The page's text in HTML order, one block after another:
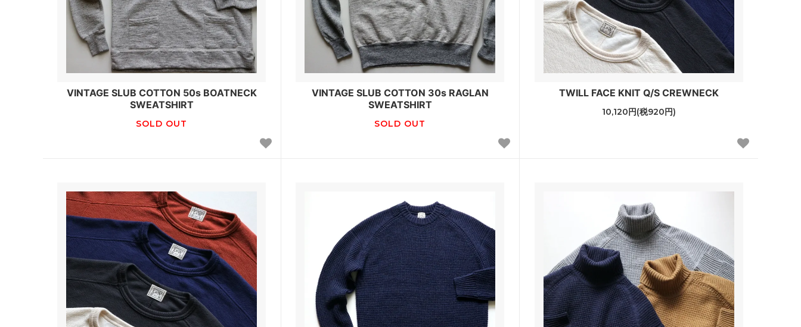
VINTAGE SLUB COTTON 50s BOATNECK
SWEATSHIRT
SOLD OUT
VINTAGE SLUB COTTON 30s RAGLAN
SWEATSHIRT
SOLD OUT
TWILL FACE KNIT Q/S CREWNECK
10,120円(税920円)